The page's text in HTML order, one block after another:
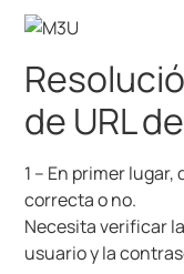
de URL
1 – En primer lugar,
correcta o no.
Necesita verificar
usuario y la